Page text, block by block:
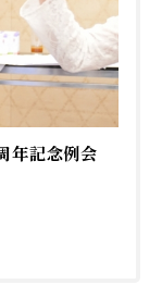
年記念例会